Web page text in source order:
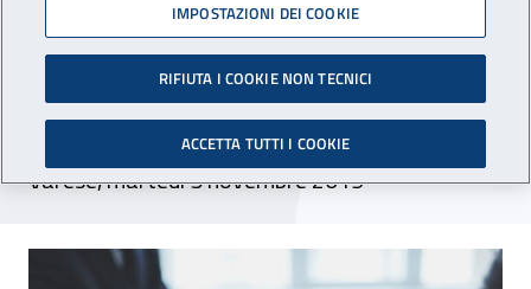
Seminario - Agevolazioni
per prevenzione: nuovo
modello OT23
Varese, martedì 5 novembre 2019
Seminario - Agevolazioni per
IMPOSTAZIONI DEI COOKIE
RIFIUTA I COOKIE NON TECNICI
ACCETTA TUTTI I COOKIE